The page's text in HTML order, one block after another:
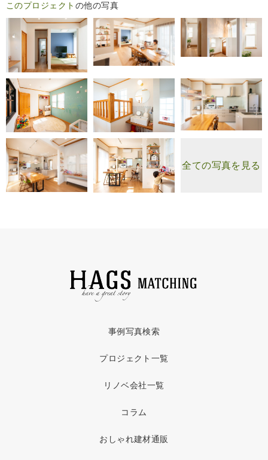
このプロジェクト の他の写真
全ての写真を見る
事例写真検索
プロジェクト一覧
リノベ会社一覧
コラム
おしゃれ建材通販